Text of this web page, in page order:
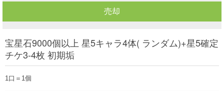
売却
宝星石9000個以上 星5キャラ4体( ランダム)+星5確定
チケ3-4枚 初期垢
1口＝1個